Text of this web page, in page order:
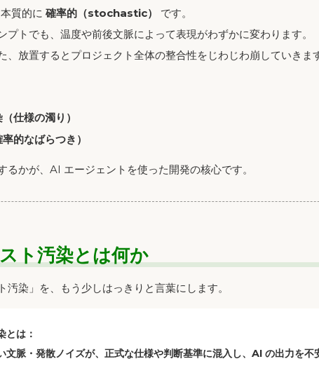
質的に 確率的（stochastic）
です。
プトでも、温度や前後文脈によって表現がわずかに変わります。
、放置するとプロジェクト全体の整合性をじわじわ崩していきます
仕様の濁り）
的なばらつき）
るかが、AI エージェントを使った開発の核心です。
ト汚染とは何か
汚染」を、もう少しはっきりと言葉にします。
とは：
文脈・発散ノイズが、正式な仕様や判断基準に混入し、AI の出力を不